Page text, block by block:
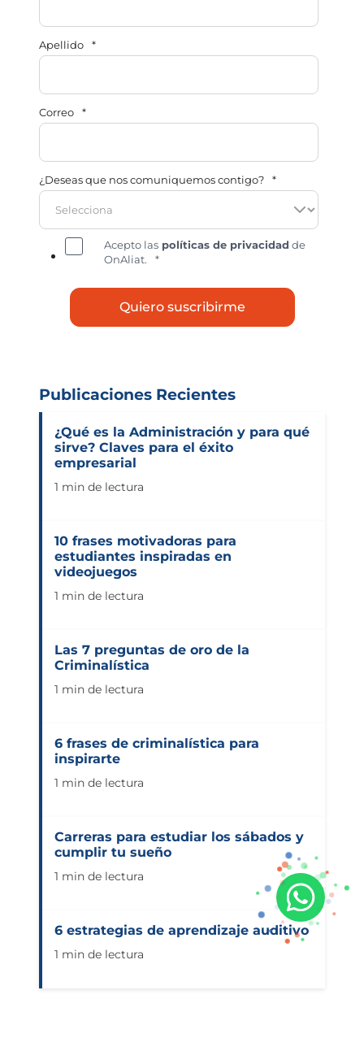
Apellido *
Correo *
¿Deseas que nos comuniquemos contigo? *
Acepto las políticas de privacidad de
OnAliat.
*
Publicaciones Recientes
¿Qué es la Administración y para qué
sirve? Claves para el éxito
empresarial
1 min de lectura
10 frases motivadoras para
estudiantes inspiradas en
videojuegos
1 min de lectura
Las 7 preguntas de oro de la
Criminalística
1 min de lectura
6 frases de criminalística para
inspirarte
1 min de lectura
Carreras para estudiar los sábados y
cumplir tu sueño
1 min de lectura
6 estrategias de aprendizaje auditivo
1 min de lectura